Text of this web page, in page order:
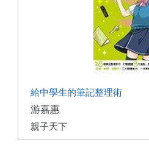
給中學生的筆記整理術
游嘉惠
親子天下